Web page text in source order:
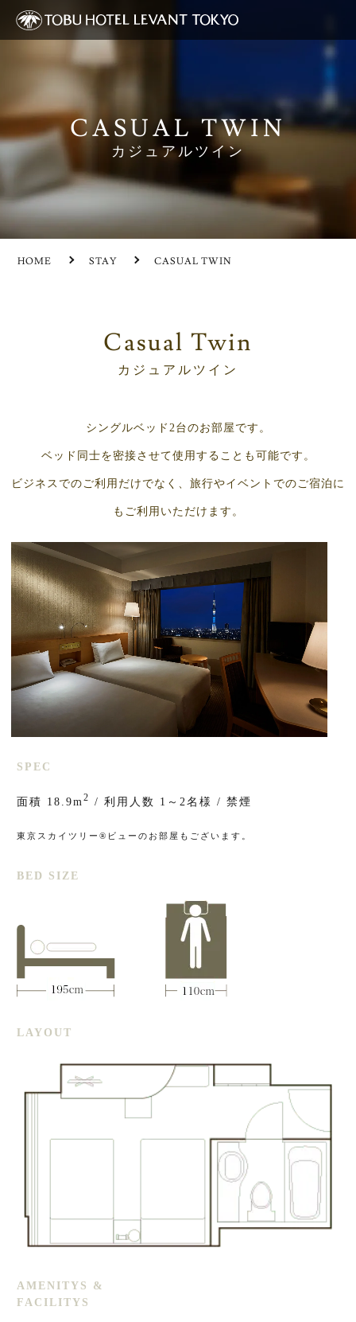
CASUAL TWIN
カジュアルツイン
HOME STAY CASUAL TWIN
Casual Twin
カジュアルツイン
シングルベッド2台のお部屋です。
ベッド同士を密接させて使用することも可能です。
ビジネスでのご利用だけでなく、旅行やイベントでのご宿泊に
もご利用いただけます。
SPEC
面積 18.9m2 / 利用人数 1～2名様 / 禁煙
東京スカイツリー®ビューのお部屋もございます。
BED SIZE
LAYOUT
AMENITYS &
FACILITYS